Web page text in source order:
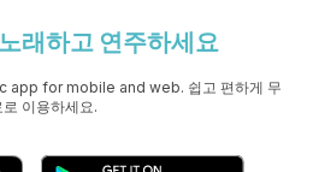
래하고 연주하세요
app for mobile and web. 쉽고 편하게 무
로 이용하세요.